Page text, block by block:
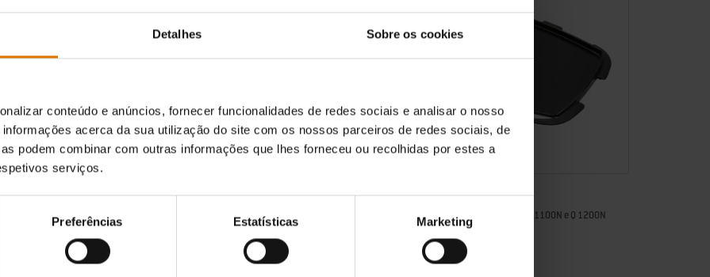
Detalhes Sobre os cookies
conteúdo e anúncios, fornecer funcionalidades de redes sociais e analisar o nosso
acerca da sua utilização do site com os nossos parceiros de redes sociais, de
podem combinar com outras informações que lhes forneceu ou recolhidas por estes a
serviços.
Preferências Estatísticas Marketing
espeto
grelhador a pellets Searwood® e
a gás Spirit®
(11)
Placa
Compatível com grelhadores Q 2100N, Q 2200N e Q
0.0
Placa
Compatível com grelhadores Q 1100N e Q 1200N